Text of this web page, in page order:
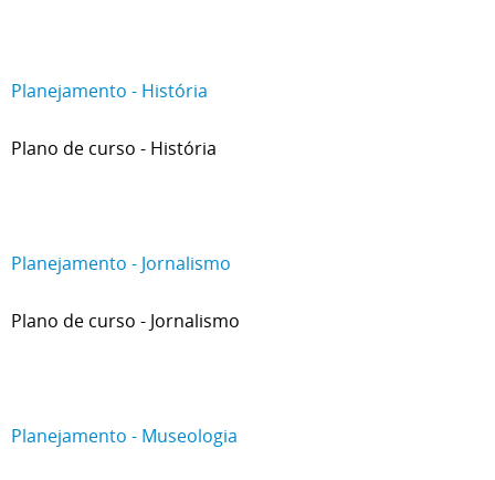
Planejamento - História
Plano de curso - História
Planejamento - Jornalismo
Plano de curso - Jornalismo
Planejamento - Museologia